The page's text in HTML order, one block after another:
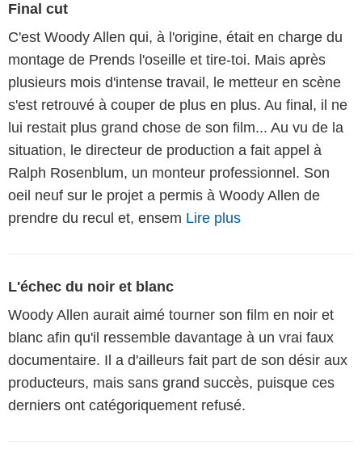
Final cut
C'est Woody Allen qui, à l'origine, était en charge du
montage de Prends l'oseille et tire-toi. Mais après
plusieurs mois d'intense travail, le metteur en scène
s'est retrouvé à couper de plus en plus. Au final, il ne
lui restait plus grand chose de son film... Au vu de la
situation, le directeur de production a fait appel à
Ralph Rosenblum, un monteur professionnel. Son
oeil neuf sur le projet a permis à Woody Allen de
prendre du recul et, ensem Lire plus
L'échec du noir et blanc
Woody Allen aurait aimé tourner son film en noir et
blanc afin qu'il ressemble davantage à un vrai faux
documentaire. Il a d'ailleurs fait part de son désir aux
producteurs, mais sans grand succès, puisque ces
derniers ont catégoriquement refusé.